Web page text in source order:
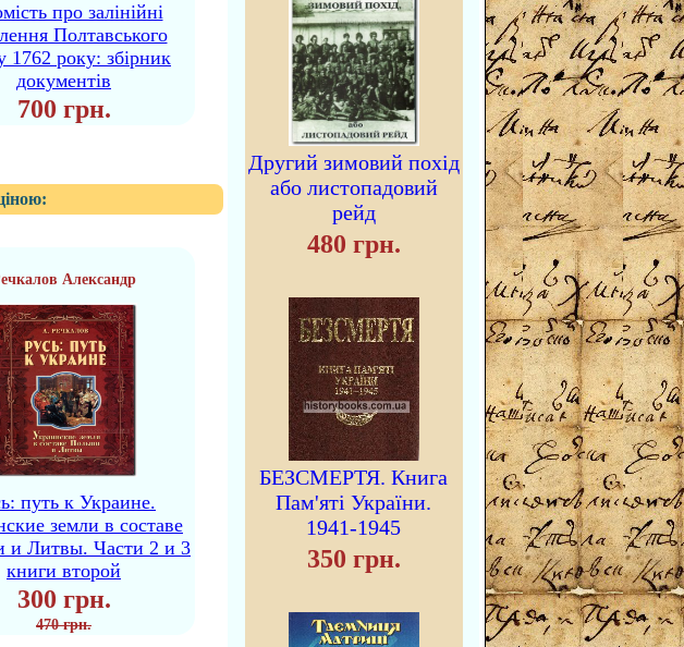
про залінійні
Полтавського
1762 року: збірник
документів
700 грн.
Александр
путь к Украине.
земли в составе
и Литвы. Части 2 и 3
книги второй
300 грн.
470 грн.
Другий зимовий похід
або листопадовий
рейд
480 грн.
БЕЗСМЕРТЯ. Книга
Пам'яті України.
1941-1945
350 грн.